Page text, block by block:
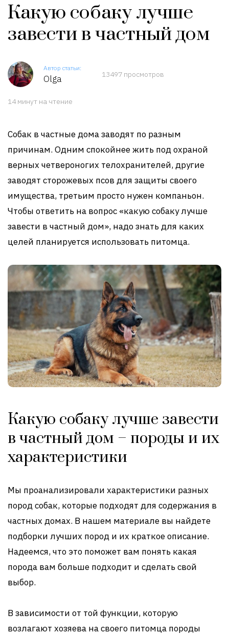
Какую собаку лучше
завести в частный дом
Автор статьи:
Olga 13497 просмотров
14 минут на чтение
Собак в частные дома заводят по разным
причинам. Одним спокойнее жить под охраной
верных четвероногих телохранителей, другие
заводят сторожевых псов для защиты своего
имущества, третьим просто нужен компаньон.
Чтобы ответить на вопрос «какую собаку лучше
завести в частный дом», надо знать для каких
целей планируется использовать питомца.
Какую собаку лучше завести
в частный дом – породы и их
характеристики
Мы проанализировали характеристики разных
пород собак, которые подходят для содержания в
частных домах. В нашем материале вы найдете
подборки лучших пород и их краткое описание.
Надеемся, что это поможет вам понять какая
порода вам больше подходит и сделать свой
выбор.
В зависимости от той функции, которую
возлагают хозяева на своего питомца породы